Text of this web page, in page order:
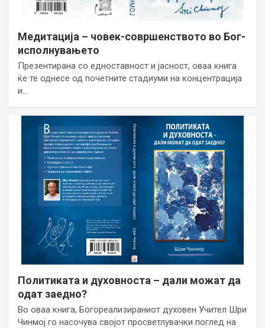
Медитација – човек-совршенството во Бог-
исполнувањето
Презентирана со едноставност и јасност, оваа книга
ќе те однесе од почетните стадиуми на концентрација
и…
Политиката и духовноста – дали можат да
одат заедно?
Во оваа книга, Богореализираниот духовен Учител Шри
Чинмој го насочува својот просветлувачки поглед на